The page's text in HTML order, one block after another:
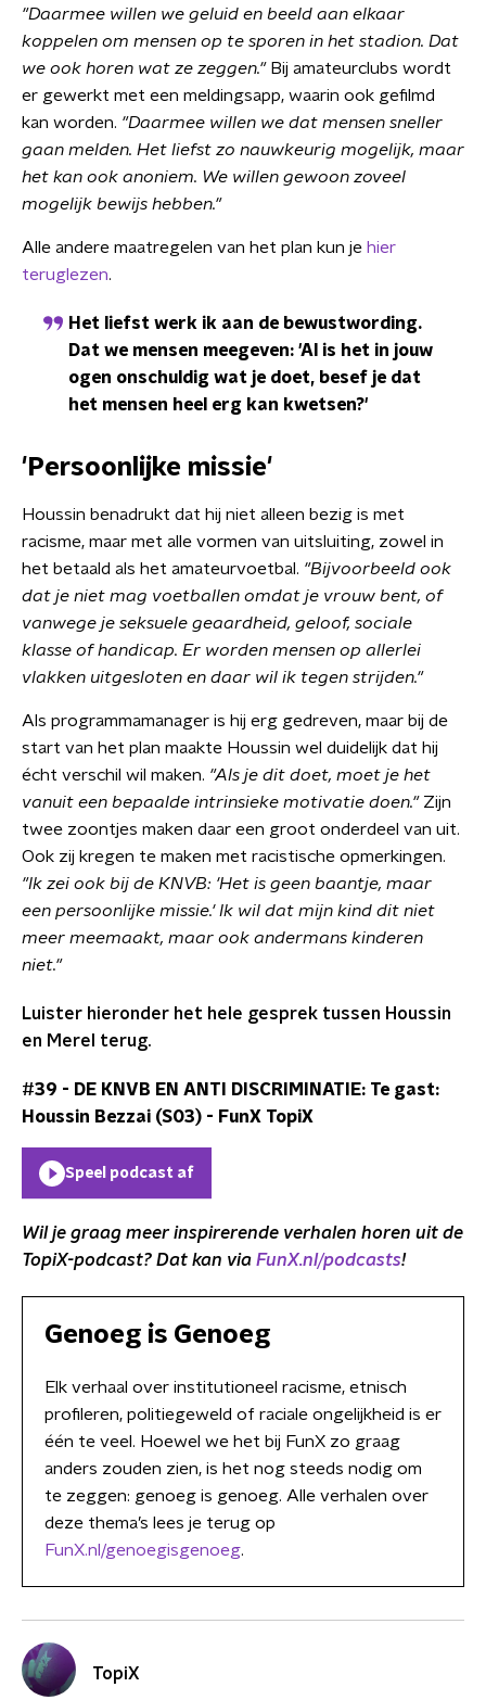
"Daarmee willen we geluid en beeld aan elkaar
koppelen om mensen op te sporen in het stadion. Dat
we ook horen wat ze zeggen."Bij amateurclubs wordt
er gewerkt met een meldingsapp, waarin ook gefilmd
kan worden. "Daarmee willen we dat mensen sneller
gaan melden. Het liefst zo nauwkeurig mogelijk, maar
het kan ook anoniem. We willen gewoon zoveel
mogelijk bewijs hebben."
Alle andere maatregelen van het plan kun je hier
teruglezen.
Het liefst werk ik aan de bewustwording.
Dat we mensen meegeven: 'Al is het in jouw
ogen onschuldig wat je doet, besef je dat
het mensen heel erg kan kwetsen?'
'Persoonlijke missie'
Houssin benadrukt dat hij niet alleen bezig is met
racisme, maar met alle vormen van uitsluiting, zowel in
het betaald als het amateurvoetbal. "Bijvoorbeeld ook
dat je niet mag voetballen omdat je vrouw bent, of
vanwege je seksuele geaardheid, geloof, sociale
klasse of handicap. Er worden mensen op allerlei
vlakken uitgesloten en daar wil ik tegen strijden."
Als programmamanager is hij erg gedreven, maar bij de
start van het plan maakte Houssin wel duidelijk dat hij
écht verschil wil maken. "Als je dit doet, moet je het
vanuit een bepaalde intrinsieke motivatie doen."Zijn
twee zoontjes maken daar een groot onderdeel van uit.
Ook zij kregen te maken met racistische opmerkingen.
"Ik zei ook bij de KNVB: 'Het is geen baantje, maar
een persoonlijke missie.' Ik wil dat mijn kind dit niet
meer meemaakt, maar ook andermans kinderen
niet."
Luister hieronder het hele gesprek tussen Houssin
en Merel terug.
#39 - DE KNVB EN ANTI DISCRIMINATIE: Te gast:
Houssin Bezzai (S03) - FunX TopiX
Speel podcast af
Wil je graag meer inspirerende verhalen horen uit de
TopiX-podcast? Dat kan via FunX.nl/podcasts!
Genoeg is Genoeg
Elk verhaal over institutioneel racisme, etnisch
profileren, politiegeweld of raciale ongelijkheid is er
één te veel. Hoewel we het bij FunX zo graag
anders zouden zien, is het nog steeds nodig om
te zeggen: genoeg is genoeg. Alle verhalen over
deze thema’s lees je terug op
FunX.nl/genoegisgenoeg.
TopiX